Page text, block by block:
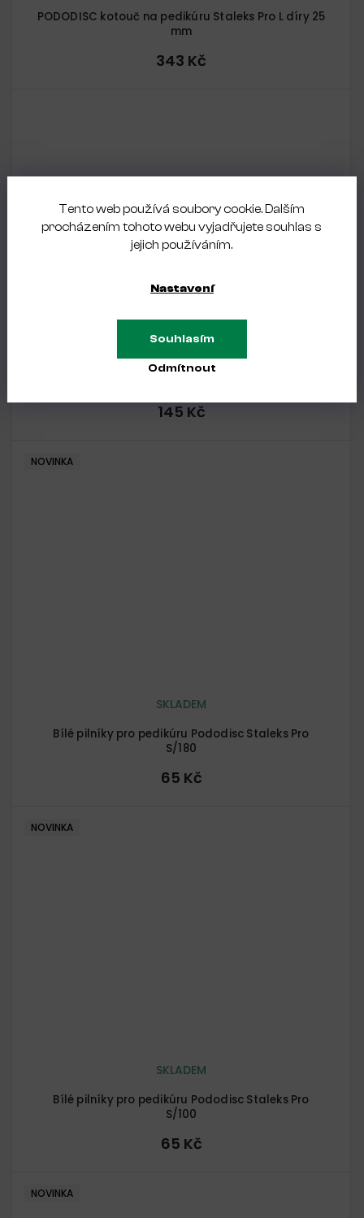
Tento web používá soubory cookie. Dalším
procházením tohoto webu vyjadřujete souhlas s
jejich používáním.
Nastavení
Odmítnout
Souhlasím
PODODISC kotouč na pedikúru Staleks Pro L díry 25
mm
343 Kč
145 Kč
NOVINKA
Bílé pilníky pro pedikúru Pododisc Staleks Pro
S/180
SKLADEM
65 Kč
NOVINKA
Bílé pilníky pro pedikúru Pododisc Staleks Pro
S/100
SKLADEM
65 Kč
NOVINKA